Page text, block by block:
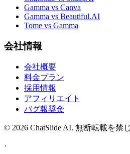
Gamma vs Canva
Gamma vs Beautiful.AI
Tome vs Gamma
会社情報
会社概要
料金プラン
採用情報
アフィリエイト
バグ報奨金
© 2026 ChatSlide AI. 無断転載を禁
·